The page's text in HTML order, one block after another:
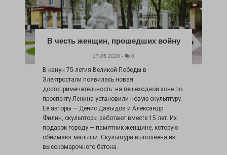
В честь женщин, прошедших войну
17.05.2020 - 0
В канун 75-летия Великой Победы в
Электростали появилась новая
достопримечательность: на пешеходной зоне по
проспекту Ленина установили новую скульптуру.
Её авторы — Денис Давыдов и Александр
Филин, скульпторы работают вместе 15 лет. Их
подарок городу — памятник женщине, которую
обнимают малыши. Скульптура выполнена из
высокомарочного бетона.